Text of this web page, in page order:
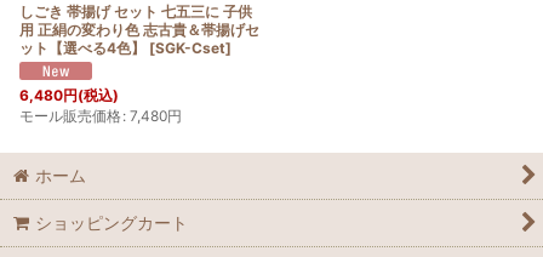
しごき 帯揚げ セット 七五三に 子供
用 正絹の変わり色 志古貴＆帯揚げセ
ット【選べる4色】
[SGK-Cset]
6,480円(税込)
モール販売価格: 7,480円
ホーム
ショッピングカート